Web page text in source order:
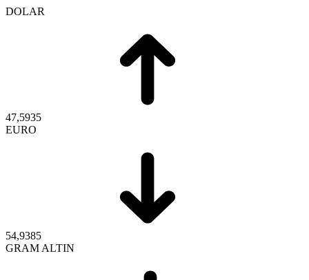
DOLAR
47,5935
EURO
54,9385
GRAM ALTIN